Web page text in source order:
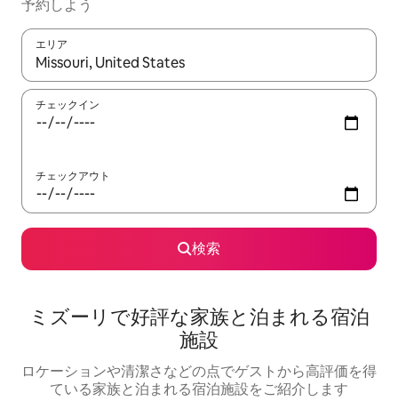
予約しよう
エリア
検索結果が表示されたら、上下の矢印キーを使って移動するか
チェックイン
チェックアウト
検索
ミズーリで好評な家族と泊まれる宿泊
施設
ロケーションや清潔さなどの点でゲストから高評価を得
ている家族と泊まれる宿泊施設をご紹介します